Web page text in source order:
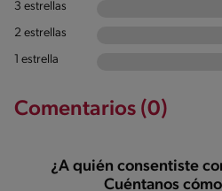
3 estrellas
2 estrellas
1 estrella
Comentarios (0)
¿A quién consentiste
Cuéntanos